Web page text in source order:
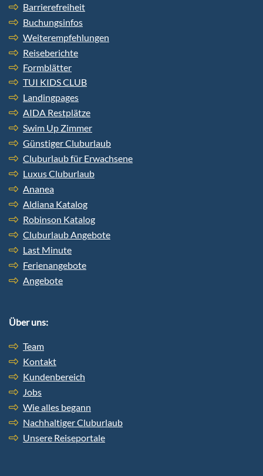
Barrierefreiheit
Buchungsinfos
Weiterempfehlungen
Reiseberichte
Formblätter
TUI KIDS CLUB
Landingpages
AIDA Restplätze
Swim Up Zimmer
Günstiger Cluburlaub
Cluburlaub für Erwachsene
Luxus Cluburlaub
Ananea
Aldiana Katalog
Robinson Katalog
Cluburlaub Angebote
Last Minute
Ferienangebote
Angebote
Über uns:
Team
Kontakt
Kundenbereich
Jobs
Wie alles begann
Nachhaltiger Cluburlaub
Unsere Reiseportale